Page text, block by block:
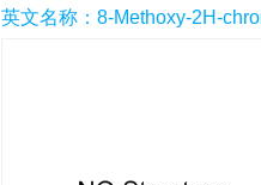
英文名称：8-Methoxy-2H-